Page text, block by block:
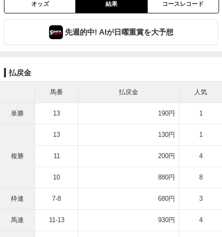
オッズ 結果 コースレコード
先週的中! AIが日曜重賞を大予想
払戻金
馬番 払戻金 人気
単勝 13 190円 1
複勝
13 130円 1
11 200円 4
10 880円 8
枠連 7-8 680円 3
馬連 11-13 930円 4